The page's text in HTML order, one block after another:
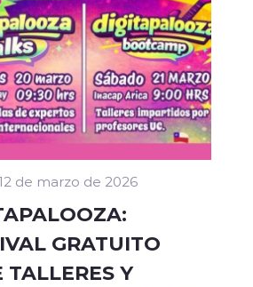
de marzo de 2026
GRATUITO
TALLERES Y